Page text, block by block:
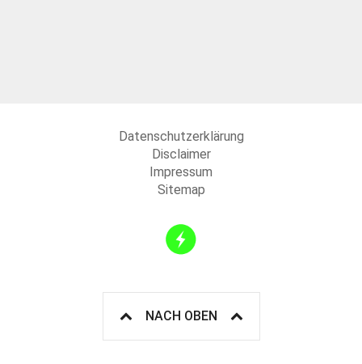
Datenschutzerklärung
Disclaimer
Impressum
Sitemap
NACH OBEN